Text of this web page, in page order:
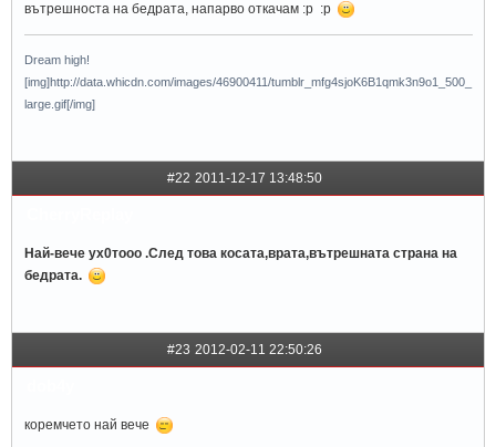
вътрешноста на бедрата, напарво откачам :p :p
Dream high!
[img]http://data.whicdn.com/images/46900411/tumblr_mfg4sjoK6B1qmk3n9o1_500_
large.gif[/img]
#22 2011-12-17 13:48:50
Най-вече ух0тооо .След това косата,врата,вътрешната страна на
бедрата.
#23 2012-02-11 22:50:26
коремчето най вече